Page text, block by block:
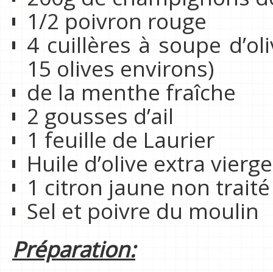
1/2 poivron rouge
4 cuillères à soupe
15 olives environs)
de la menthe fraîche
2 gousses d’ail
1 feuille de Laurier
Huile d’olive extra vierge
1 citron jaune non traité
Sel et poivre du moulin
Préparation: